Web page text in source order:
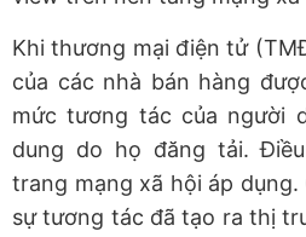
Khi thương mại điện tử
của các nhà bán hàng
mức tương tác của người
dung do họ đăng tải.
trang mạng xã hội áp dụng.
sự tương tác đã tạo ra thị